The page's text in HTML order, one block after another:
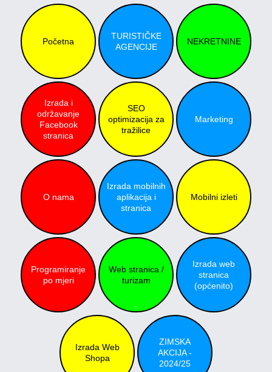
Početna
TURISTIČKE
AGENCIJE
NEKRETNINE
Izrada i
održavanje
Facebook
stranica
SEO
optimizacija za
tražilice
Marketing
O nama
Izrada mobilnih
aplikacija i
stranica
Mobilni izleti
Programiranje
po mjeri
Web stranica /
turizam
Izrada web
stranica
(općenito)
Izrada Web
Shopa
ZIMSKA
AKCIJA -
2024/25